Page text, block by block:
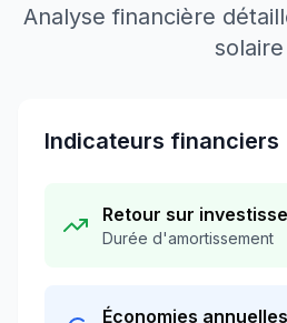
Analyse financière
solaire
Indicateurs financiers
Retour sur
Durée d'amortissement
Économies annuelles